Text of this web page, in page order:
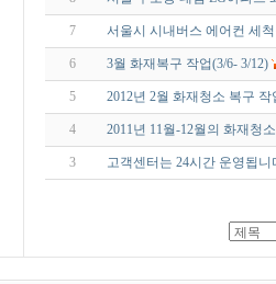
7 서울시 시내버스 에어컨 세
6 3월 화재복구 작업(3/6- 3/12)
5 2012년 2월 화재청소 복구 작
4 2011년 11월-12월의 화재청
3 고객센터는 24시간 운영됩니